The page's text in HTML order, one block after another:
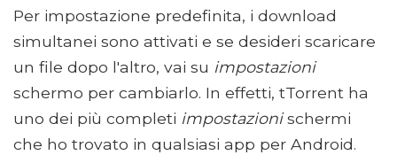
Per impostazione predefinita, i download
simultanei sono attivati ​​e se desideri scaricare
un file dopo l'altro, vai su impostazioni
schermo per cambiarlo. In effetti, tTorrent ha
uno dei più completi impostazionischermi
che ho trovato in qualsiasi app per Android.